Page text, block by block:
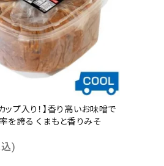
ップ入り！】香り高いお味噌で
を誇る くまもと香りみそ
)